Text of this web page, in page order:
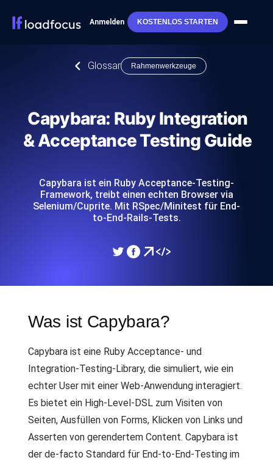
Anmelden KOSTENLOS STARTEN
Glossar Rahmenwerkzeuge
Capybara: Ruby Integration
& Acceptance Testing Guide
Capybara ist ein Ruby Acceptance-Testing-
Framework, treibt einen echten Browser via
Selenium/Cuprite. Mit RSpec/Minitest für End-
to-End-Rails-Tests.
Was ist Capybara?
Capybara ist eine Ruby Acceptance- und
Integration-Testing-Library, die simuliert, wie ein
echter User mit einer Web-Anwendung interagiert.
Es bietet ein High-Level-DSL zum Visiten von
Seiten, Ausfüllen von Forms, Klicken von Links und
Asserten von gerendertem Content. Capybara ist
der de-facto Standard für End-to-End-Testing im